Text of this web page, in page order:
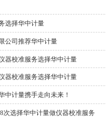
选择华中计量
公司推荐华中计量
器校准服务选择华中计量
器校准服务选择华中计量
中计量携手走向未来！
次选择华中计量做仪器校准服务